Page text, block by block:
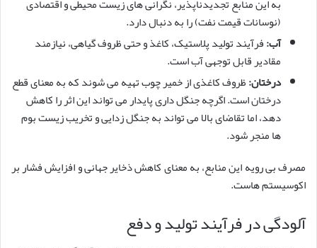
به این منابع تجدیدناپذیر، نگرانی های زیست محیطی و اقتصادی
(نوسانات قیمت نفت) را به دنبال دارد.
آب:فرآیند تولید پلاستیک، کاغذ و حتی ظروف گیاهی، نیازمند
مقادیر قابل توجهی آب است.
درختان:ظروف کاغذی از خمیر چوب تهیه می شوند که به معنای قطع
درختان است. اگرچه جنگل داری پایدار می تواند این اثر را کاهش
دهد، اما تقاضای بالا می تواند به جنگل زدایی و تخریب زیست بوم
ها منجر شود.
مصرف بی رویه این منابع، به معنای کاهش ذخایر جهانی و افزایش فشار بر
اکوسیستم هاست.
آلودگی در فرآیند تولید و دفع